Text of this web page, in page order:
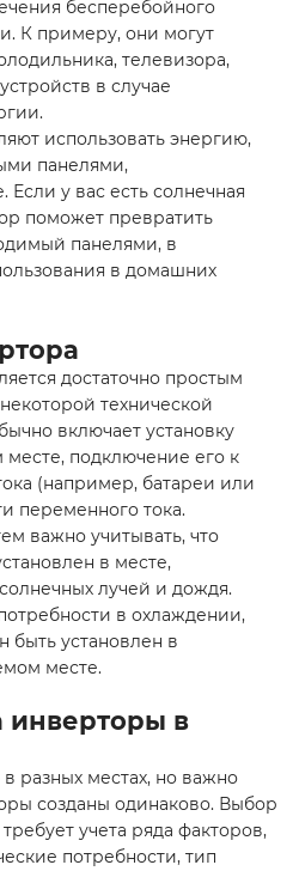
бесперебойного
К примеру, они могут
телевизора,
в случае
использовать энергию,
панелями,
у вас есть солнечная
поможет превратить
панелями, в
в домашних
достаточно простым
технической
включает установку
подключение его к
(например, батареи или
переменного тока.
важно учитывать, что
в месте,
лучей и дождя.
в охлаждении,
быть установлен в
месте.
инверторы в
разных местах, но важно
созданы одинаково. Выбор
учета ряда факторов,
потребности, тип